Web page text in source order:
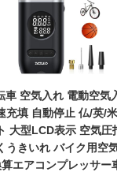
車 空気入れ 電動空気
充填 自動停止 仏/英/
大型LCD表示 空気圧
うきいれ バイク用空
エアコンプレッサー